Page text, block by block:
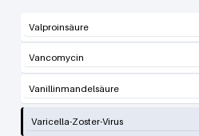
Valproinsäure
Vancomycin
Vanillinmandelsäure
Varicella-Zoster-Virus